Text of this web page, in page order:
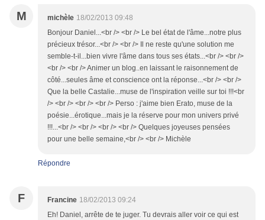
M michèle 18/02/2013 09:48
Bonjour Daniel...<br /> <br /> Le bel état de l'âme...notre plus
précieux trésor...<br /> <br /> Il ne reste qu'une solution me
semble-t-il...bien vivre l'âme dans tous ses états...<br /> <br />
<br /> <br /> Animer un blog..en laissant le raisonnement de
côté...seules âme et conscience ont la réponse...<br /> <br />
Que la belle Castalie...muse de l'inspiration veille sur toi !!!<br
/> <br /> <br /> <br /> Perso : j'aime bien Erato, muse de la
poésie...érotique...mais je la réserve pour mon univers privé
!!!...<br /> <br /> <br /> <br /> Quelques joyeuses pensées
pour une belle semaine,<br /> <br /> Michèle
Répondre
F Francine 18/02/2013 09:24
Eh! Daniel, arrête de te juger. Tu devrais aller voir ce qui est